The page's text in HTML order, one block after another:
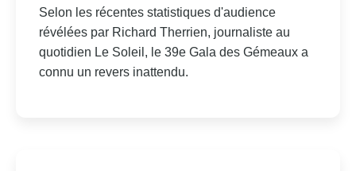
Selon les récentes statistiques d'audience
révélées par Richard Therrien, journaliste au
quotidien Le Soleil, le 39e Gala des Gémeaux a
connu un revers inattendu.